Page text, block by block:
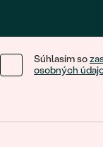
Súhlasím so
osobných